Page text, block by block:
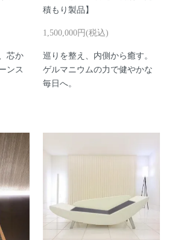
芯か
ンス
積もり製品】
1,500,000円(税込)
巡りを整え、内側から癒す。
ゲルマニウムの力で健やかな
毎日へ。